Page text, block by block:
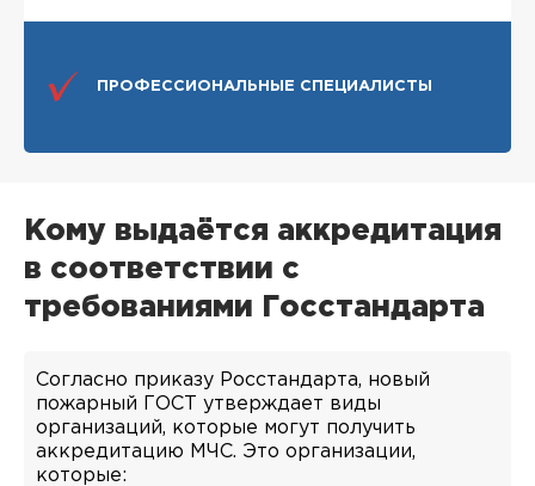
ПРОФЕССИОНАЛЬНЫЕ СПЕЦИАЛИСТЫ
Кому выдаётся аккредитация
в соответствии с
требованиями Госстандарта
Согласно приказу Росстандарта, новый
пожарный ГОСТ утверждает виды
организаций, которые могут получить
аккредитацию МЧС. Это организации,
которые: